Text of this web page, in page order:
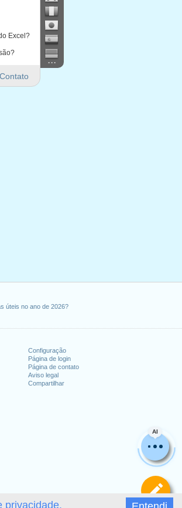
privacidade.
úteis no ano de 2026?
Configuração
Página de login
Página de contato
Aviso legal
Compartilhar
Excel?
AI
...
Contato